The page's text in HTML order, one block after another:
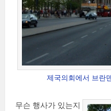
제국의회에서 브란
무슨 행사가 있는지